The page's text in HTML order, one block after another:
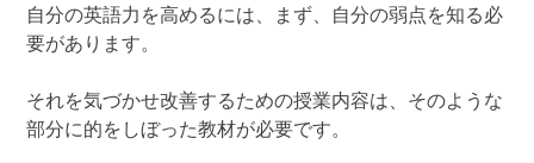
自分の英語力を高めるには、まず、自分の弱点を知る必
要があります。
それを気づかせ改善するための授業内容は、そのような
部分に的をしぼった教材が必要です。